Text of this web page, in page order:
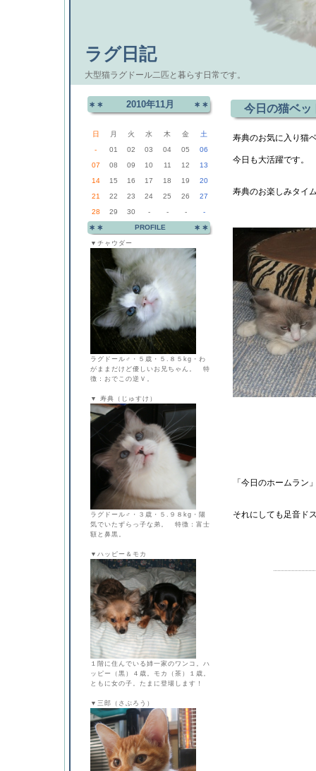
ラグ日記
大型猫ラグドール二匹と暮らす日常です。
2010年11月
日 月 火 水 木 金
土
-
01 02 03 04 05
06
07
08 09 10 11 12
13
14
15 16 17 18 19
20
21
22 23 24 25 26
27
28
29 30 - - -
-
PROFILE
▼チャウダー
ラグドール♂・５歳・５.８５kg・わ
がままだけど優しいお兄ちゃん。 特
徴：おでこの逆Ｖ。
▼ 寿典（じゅすけ）
ラグドール♂・３歳・５.９８kg・陽
気でいたずらっ子な弟。 特徴：富士
額と鼻黒。
▼ハッピー＆モカ
１階に住んでいる姉一家のワンコ。ハ
ッピー（黒）４歳。モカ（茶）１歳。
ともに女の子。たまに登場します！
▼三郎（さぶろう）
今日の猫ベッ
寿典のお気に入り猫
今日も大活躍です。
寿典のお楽しみタイ
「今日のホームラ
それにしても足音ド